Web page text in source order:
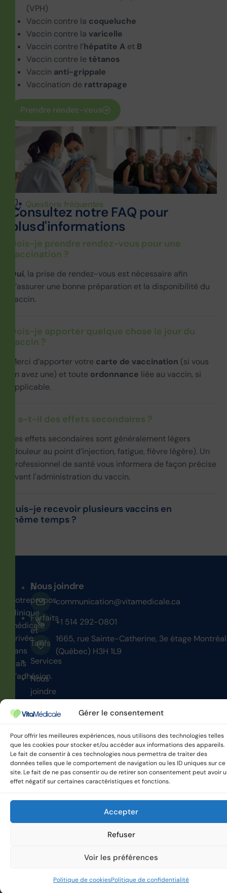
Gérer le consentement
Pour offrir les meilleures expériences, nous utilisons des technologies telles
que les cookies pour stocker et/ou accéder aux informations des appareils.
Le fait de consentir à ces technologies nous permettra de traiter des
données telles que le comportement de navigation ou les ID uniques sur ce
site. Le fait de ne pas consentir ou de retirer son consentement peut avoir
effet négatif sur certaines caractéristiques et fonctions.
Accepter
Refuser
Voir les préférences
Politique de cookiesPolitique de confidentialité
(VPH)
Vaccin contre la coqueluche
Vaccin contre la varicelle
Vaccin contre l’hépatite A et B
Vaccin contre le tétanos
Vaccin anti-grippale
Vaccination de rattrapage
Prendre rendez-vous
Questions fréquentes
Consulteznotre FAQ pour
plusd'informations
Dois-je prendre rendez-vous pour une
vaccination ?
Oui, la prise de rendez-vous est nécessaire afin
d’assurer une bonne préparation et la disponibilité du
vaccin.
Dois-je apporter quelque chose le jour du
vaccin ?
Merci d’apporter votre carte de vaccination (si vous
en avez une) et toute ordonnance liée au vaccin, si
applicable.
Y a-t-il des effets secondaires ?
Les effets secondaires sont généralement légers
(douleur au point d’injection, fatigue, fièvre légère). Un
professionnel de santé vous informera de façon précise
avant l'administration du vaccin.
Puis-je recevoir plusieurs vaccins en
même temps ?
Votre
clinique
médicale
privée
sans
frais
d’adhésion.
À
propos
Forfaits
et
Tarifs
Services
Nous
joindre
Soyez
Nous joindre
communication@vitamedicale.ca
+1 514 292-0801
1665, rue Sainte-Catherine, 3e étage Montréal
(Québec) H3H 1L9
VitaMedicale © 2025 Tous
droits réservés.
Politique de confidentialité